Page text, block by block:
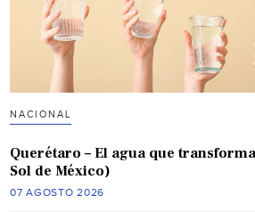
NACIONAL
Querétaro – El agua que
Sol de México)
07 AGOSTO 2026